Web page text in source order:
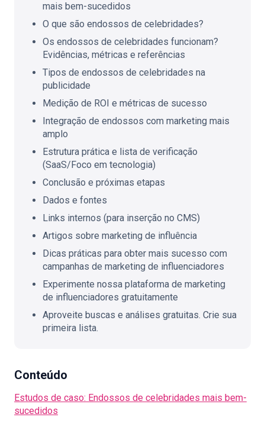
mais bem-sucedidos
O que são endossos de celebridades?
Os endossos de celebridades funcionam?
Evidências, métricas e referências
Tipos de endossos de celebridades na
publicidade
Medição de ROI e métricas de sucesso
Integração de endossos com marketing mais
amplo
Estrutura prática e lista de verificação
(SaaS/Foco em tecnologia)
Conclusão e próximas etapas
Dados e fontes
Links internos (para inserção no CMS)
Artigos sobre marketing de influência
Dicas práticas para obter mais sucesso com
campanhas de marketing de influenciadores
Experimente nossa plataforma de marketing
de influenciadores gratuitamente
Aproveite buscas e análises gratuitas. Crie sua
primeira lista.
Conteúdo
Estudos de caso: Endossos de celebridades mais bem-
sucedidos